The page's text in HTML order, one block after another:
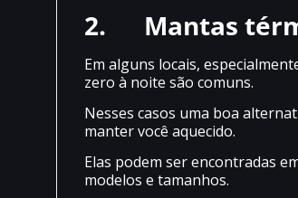
2. Mantas
Em alguns locais,
zero à noite são comuns.
Nesses casos uma boa
manter você aquecido.
Elas podem ser encontradas
modelos e tamanhos.